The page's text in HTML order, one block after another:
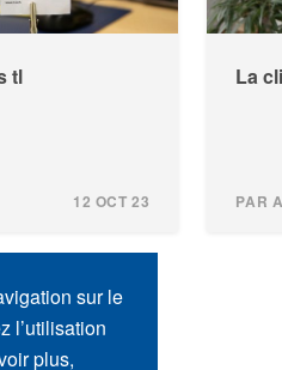
tl
12 OCT 23
La
PAR
sur le
l’utilisation
plus,